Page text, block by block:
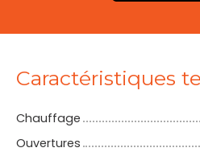
Caractéristiques
Chauffage
Ouvertures